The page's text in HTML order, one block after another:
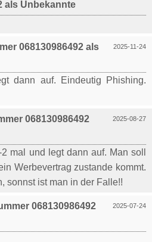
als Unbekannte
2025-11-24
068130986492 als
dann auf. Eindeutig Phishing.
2025-08-27
068130986492
mal und legt dann auf. Man soll
Werbevertrag zustande kommt.
sonnst ist man in der Falle!!
2025-07-24
068130986492